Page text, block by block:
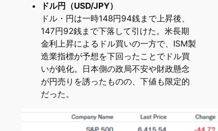
ドル円（USD/JPY）
ドル・円は一時148円94銭まで上昇後、
147円92銭まで下落して引けた。米長期
金利上昇によるドル買いの一方で、ISM製
造業指標が予想を下回ったことでドル買
いが鈍化。日本側の政局不安や財政懸念
が円売りを誘ったものの、下値も限定的
だった。